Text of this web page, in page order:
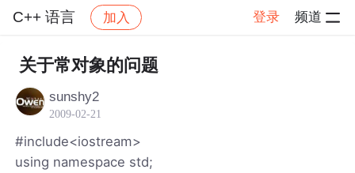
C++ 语言 加入 登录 频道
社区 C++ 语言 帖子详情
关于常对象的问题
sunshy2
2009-02-21
#include<iostream>
using namespace std;